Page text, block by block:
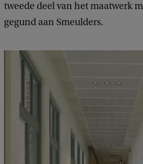
tweede deel van het maatwerk
gegund aan Smeulders.